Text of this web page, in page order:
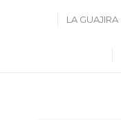
LA GUAJIRA